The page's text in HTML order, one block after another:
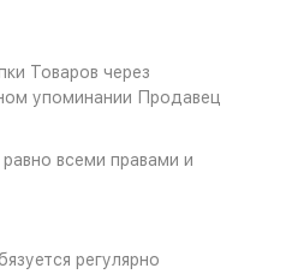
Товаров через
упоминании Продавец
всеми правами и
регулярно